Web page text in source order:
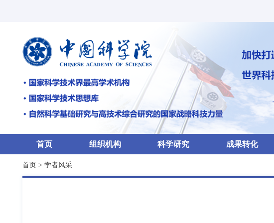
首页 组织机构 科学研究 成果转化
首页 > 学者风采